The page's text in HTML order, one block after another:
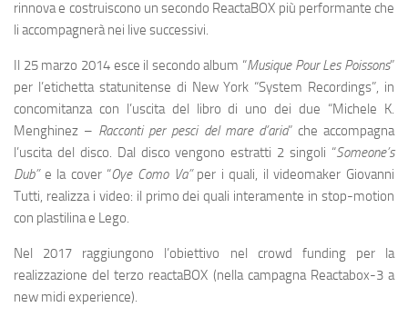
rinnova e costruiscono un secondo ReactaBOX più performante che
li accompagnerà nei live successivi.
Il 25 marzo 2014 esce il secondo album “Musique Pour Les Poissons”
per l’etichetta statunitense di New York “System Recordings”, in
concomitanza con l’uscita del libro di uno dei due “Michele K.
Menghinez – Racconti per pesci del mare d’aria” che accompagna
l’uscita del disco. Dal disco vengono estratti 2 singoli “Someone’s
Dub”e la cover “Oye Como Va”per i quali, il videomaker Giovanni
Tutti, realizza i video: il primo dei quali interamente in stop-motion
con plastilina e Lego.
Nel 2017 raggiungono l’obiettivo nel crowd funding per la
realizzazione del terzo reactaBOX (nella campagna Reactabox-3 a
new midi experience).